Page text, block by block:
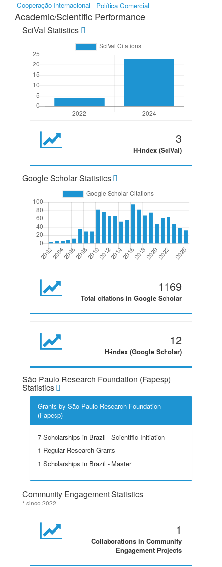
Cooperação Internacional Política Comercial
Academic/Scientific Performance
SciVal Statistics
3
H-index (SciVal)
Google Scholar Statistics
1169
Total citations in Google Scholar
12
H-index (Google Scholar)
São Paulo Research Foundation (Fapesp)
Statistics
Grants by São Paulo Research Foundation
(Fapesp)
7 Scholarships in Brazil - Scientific Initiation
1 Regular Research Grants
1 Scholarships in Brazil - Master
Community Engagement Statistics
* since 2022
1
Collaborations in Community
Engagement Projects